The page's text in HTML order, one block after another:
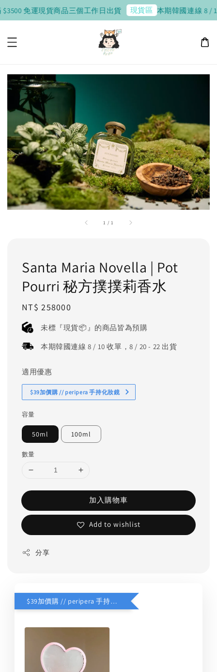
免運現貨商品三個工作日出貨 現貨區 本期韓國連線 8 /
1 /1
Santa Maria Novella | Pot
Pourri 秘方撲撲莉香水
Regular
price
NT$ 258000
未標『現貨📦』的商品皆為預購
本期韓國連線 8 / 10 收單，8 / 20 - 22 出貨
適用優惠
$39加價購 // peripera 手持化妝鏡
容量
50ml 100ml
數量
加入購物車
Add to wishlist
分享
$39加價購 // peripera 手持化妝鏡